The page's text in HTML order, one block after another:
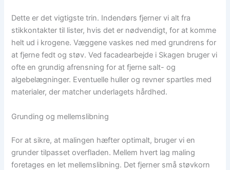
Dette er det vigtigste trin. Indendørs fjerner vi alt fra
stikkontakter til lister, hvis det er nødvendigt, for at komme
helt ud i krogene. Væggene vaskes ned med grundrens for
at fjerne fedt og støv. Ved facadearbejde i Skagen bruger vi
ofte en grundig afrensning for at fjerne salt- og
algebelægninger. Eventuelle huller og revner spartles med
materialer, der matcher underlagets hårdhed.
Grunding og mellemslibning
For at sikre, at malingen hæfter optimalt, bruger vi en
grunder tilpasset overfladen. Mellem hvert lag maling
foretages en let mellemslibning. Det fjerner små støvkorn